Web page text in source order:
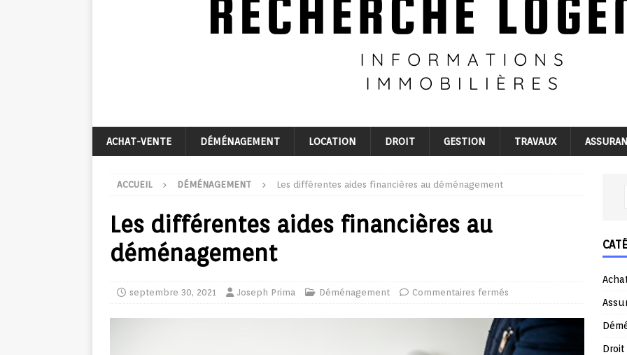
ACHAT-VENTE DÉMÉNAGEMENT LOCATION DROIT GESTION TRAVAUX
ACCUEIL DÉMÉNAGEMENT Les différentes aides financières au déménagement
Les différentes aides financières au
déménagement
septembre 30, 2021 Joseph Prima Déménagement Commentaires fermés
Droit